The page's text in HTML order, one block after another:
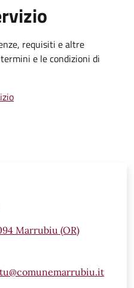
requisiti e altre
e le condizioni di
Marrubiu (OR)